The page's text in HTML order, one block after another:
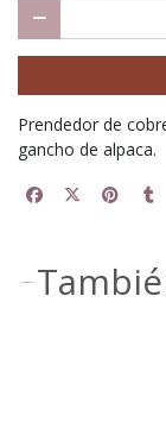
Prendedor de
gancho de alpaca.